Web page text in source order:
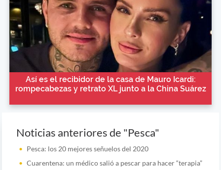
Así es el recibidor de la casa de Mauro Icardi:
rompecabezas y retrato XL junto a la China Suárez
Noticias anteriores de "Pesca"
Pesca: los 20 mejores señuelos del 2020
Cuarentena: un médico salió a pescar para hacer “terapia”